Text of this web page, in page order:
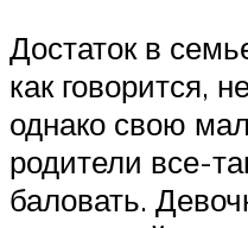
Достаток в
как говорится,
однако свою
родители все-
баловать.